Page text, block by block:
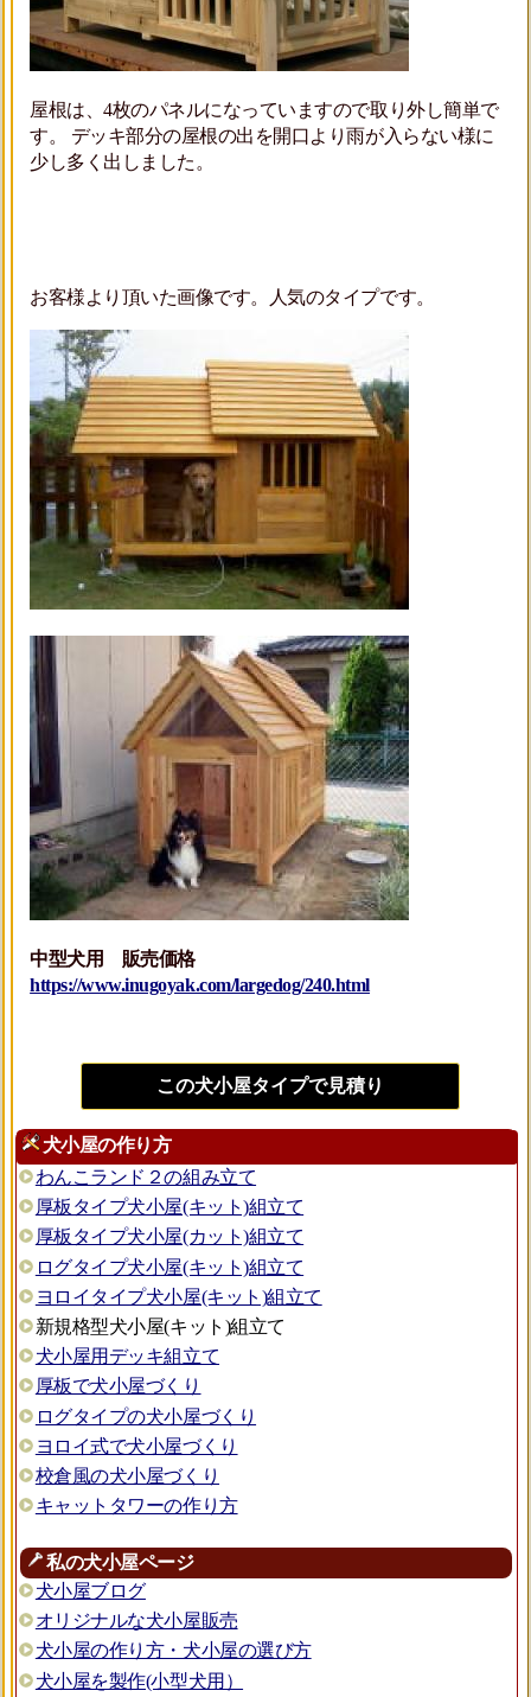
屋根は、4枚のパネルになっていますので取り外し簡単で
す。 デッキ部分の屋根の出を開口より雨が入らない様に
少し多く出しました。
お客様より頂いた画像です。人気のタイプです。
中型犬用 販売価格
https://www.inugoyak.com/largedog/240.html
この犬小屋タイプで見積り
犬小屋の作り方
わんこランド２の組み立て
厚板タイプ犬小屋(キット)組立て
厚板タイプ犬小屋(カット)組立て
ログタイプ犬小屋(キット)組立て
ヨロイタイプ犬小屋(キット)組立て
新規格型犬小屋(キット)組立て
犬小屋用デッキ組立て
厚板で犬小屋づくり
ログタイプの犬小屋づくり
ヨロイ式で犬小屋づくり
校倉風の犬小屋づくり
キャットタワーの作り方
私の犬小屋ページ
犬小屋ブログ
オリジナルな犬小屋販売
犬小屋の作り方・犬小屋の選び方
犬小屋を製作(小型犬用）